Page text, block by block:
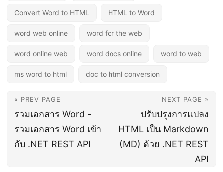
Convert Word to HTML HTML to Word
word web online word for the web
word online web word docs online word to web
ms word to html doc to html conversion
« PREV PAGE
รวมเอกสาร Word -
รวมเอกสาร Word เข้า
กับ .NET REST API
NEXT PAGE »
ปรับปรุงการแปลง
HTML เป็น Markdown
(MD) ด้วย .NET REST
API